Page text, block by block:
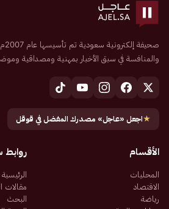
والمنافسة في سبق الأخبار بمهنية ومصداقية
★اجعل «عاجل» مصدرك المفضل في قوقل
الأقسام
المحليات
الاقتصاد
رياضة
روابط
الرئيسية
مقالات
البحث